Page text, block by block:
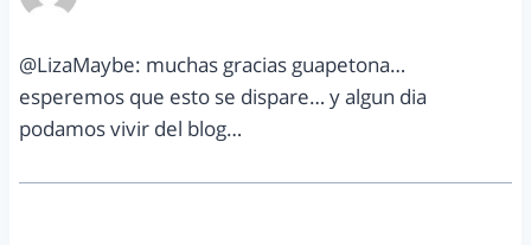
@LizaMaybe: muchas gracias guapetona…
esperemos que esto se dispare… y algun dia
podamos vivir del blog…